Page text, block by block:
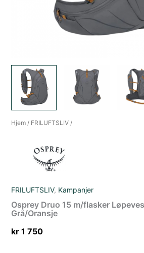
Hjem / FRILUFTSLIV /
FRILUFTSLIV, Kampanjer
Osprey Druo 15 m/flasker
Grå/Oransje
kr 1 750